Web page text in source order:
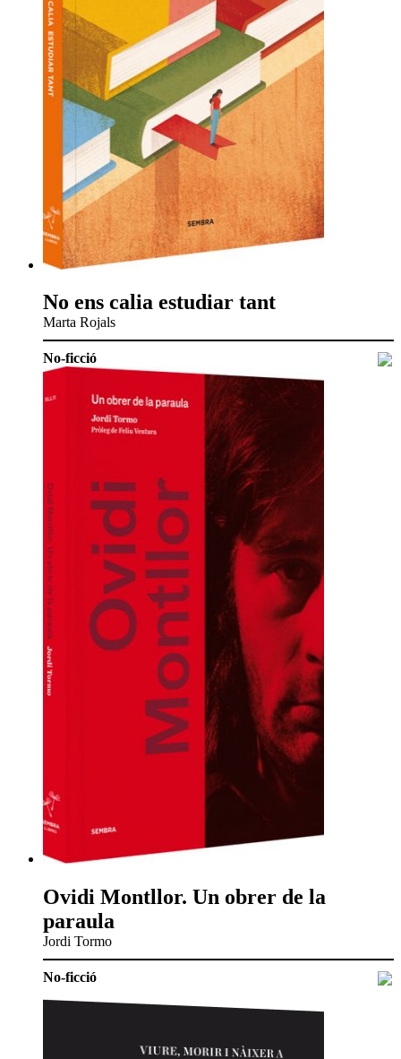
No ens calia estudiar tant
Marta Rojals
No-ficció
Ovidi Montllor. Un obrer de la
paraula
Jordi Tormo
No-ficció